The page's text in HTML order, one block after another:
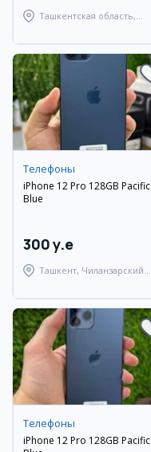
Ташкентская область,
Телефоны
iPhone 12 Pro 128GB Pacific
Blue
300 y.e
Ташкент, Чиланзарский
Телефоны
iPhone 12 Pro 128GB Pacific